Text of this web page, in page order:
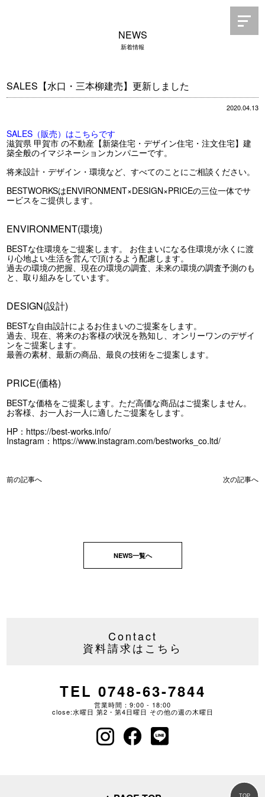
NEWS
新着情報
SALES【水口・三本柳建売】更新しました
2020.04.13
SALES（販売）はこちらです
滋賀県 甲賀市 の不動産【新築住宅・デザイン住宅・注文住宅】建
築全般のイマジネーションカンパニーです。
将来設計・デザイン・環境など、すべてのことにご相談ください。
BESTWORKSはENVIRONMENT×DESIGN×PRICEの三位一体でサ
ービスをご提供します。
ENVIRONMENT(環境)
BESTな住環境をご提案します。 お住まいになる住環境が永くに渡
り心地よい生活を営んで頂けるよう配慮します。
過去の環境の把握、現在の環境の調査、未来の環境の調査予測のも
と、取り組みをしています。
DESIGN(設計)
BESTな自由設計によるお住まいのご提案をします。
過去、現在、将来のお客様の状況を熟知し、オンリーワンのデザイ
ンをご提案します。
最善の素材、最新の商品、最良の技術をご提案します。
PRICE(価格)
BESTな価格をご提案します。ただ高価な商品はご提案しません。
お客様、お一人お一人に適したご提案をします。
HP： https://best-works.info/
Instagram： https://www.instagram.com/bestworks_co.ltd/
前の記事へ 次の記事へ
NEWS一覧へ
Contact
資料請求はこちら
TEL 0748-63-7844
営業時間：9:00 - 18:00
close:水曜日 第2・第4日曜日 その他の週の木曜日